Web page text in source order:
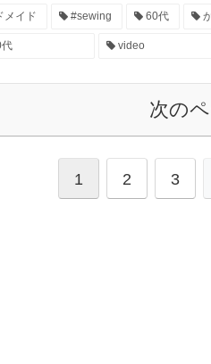
メイド #sewing 60代
video
次の
1 2 3